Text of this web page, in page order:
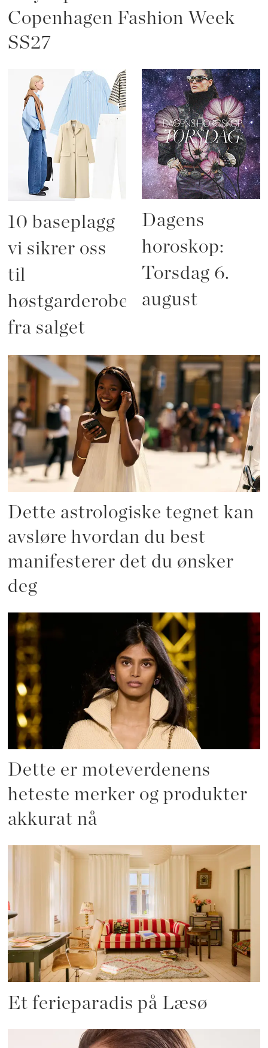
Copenhagen Fashion Week
SS27
10 baseplagg
vi sikrer oss
til
høstgarderoben
fra salget
Dagens
horoskop:
Torsdag 6.
august
Dette astrologiske tegnet kan
avsløre hvordan du best
manifesterer det du ønsker
deg
Dette er moteverdenens
heteste merker og produkter
akkurat nå
Et ferieparadis på Læsø